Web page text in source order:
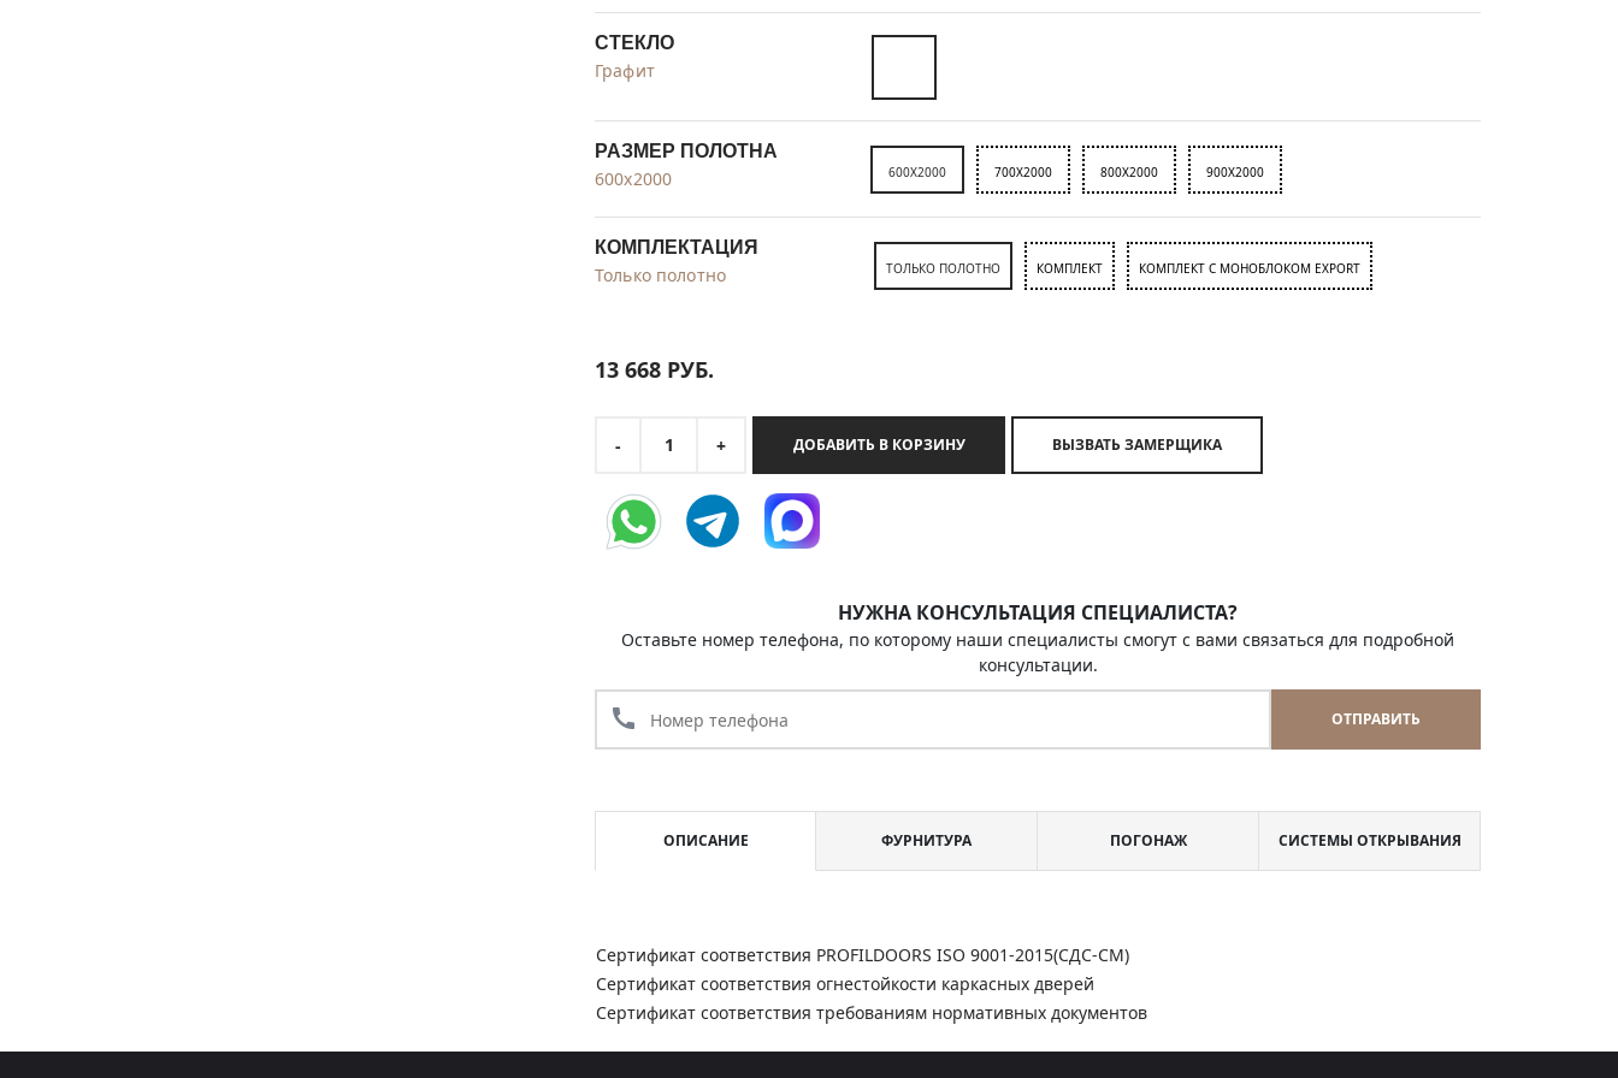
СТЕКЛО
Графит
РАЗМЕР ПОЛОТНА
600x2000 600X2000 700X2000 800X2000 900X2000
КОМПЛЕКТАЦИЯ
Только полотно ТОЛЬКО ПОЛОТНО КОМПЛЕКТ КОМПЛЕКТ С МОНОБЛОКОМ EXPORT
13 668 РУБ.
- 1 + ДОБАВИТЬ В КОРЗИНУ ВЫЗВАТЬ ЗАМЕРЩИКА
НУЖНА КОНСУЛЬТАЦИЯ СПЕЦИАЛИСТА?
Оставьте номер телефона, по которому наши специалисты смогут с вами связаться для подробной
консультации.
call ОТПРАВИТЬ
ОПИСАНИЕ ФУРНИТУРА ПОГОНАЖ СИСТЕМЫ ОТКРЫВАНИЯ
Сертификат соответствия PROFILDOORS ISO 9001-2015(СДС-СМ)
Сертификат соответствия огнестойкости каркасных дверей
Сертификат соответствия требованиям нормативных документов